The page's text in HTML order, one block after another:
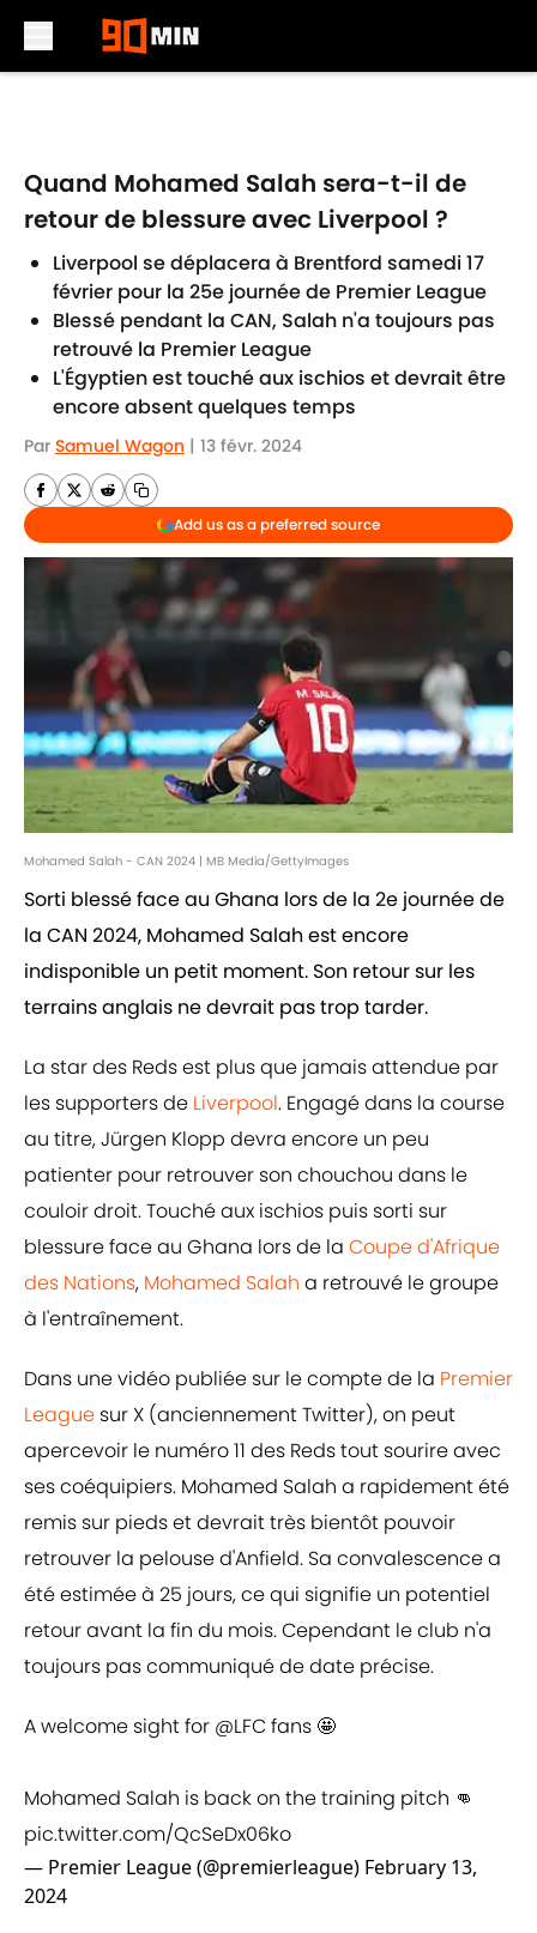
Quand Mohamed Salah sera-t-il de
retour de blessure avec Liverpool ?
Liverpool se déplacera à Brentford samedi 17
février pour la 25e journée de Premier League
Blessé pendant la CAN, Salah n'a toujours pas
retrouvé la Premier League
L'Égyptien est touché aux ischios et devrait être
encore absent quelques temps
Par Samuel Wagon | 13 févr. 2024
Add us as a preferred source
Mohamed Salah - CAN 2024 | MB Media/GettyImages
Sorti blessé face au Ghana lors de la 2e journée de
la CAN 2024, Mohamed Salah est encore
indisponible un petit moment. Son retour sur les
terrains anglais ne devrait pas trop tarder.
La star des Reds est plus que jamais attendue par
les supporters de Liverpool. Engagé dans la course
au titre, Jürgen Klopp devra encore un peu
patienter pour retrouver son chouchou dans le
couloir droit. Touché aux ischios puis sorti sur
blessure face au Ghana lors de la Coupe d'Afrique
des Nations, Mohamed Salah a retrouvé le groupe
à l'entraînement.
Dans une vidéo publiée sur le compte de la Premier
League sur X (anciennement Twitter), on peut
apercevoir le numéro 11 des Reds tout sourire avec
ses coéquipiers. Mohamed Salah a rapidement été
remis sur pieds et devrait très bientôt pouvoir
retrouver la pelouse d'Anfield. Sa convalescence a
été estimée à 25 jours, ce qui signifie un potentiel
retour avant la fin du mois. Cependant le club n'a
toujours pas communiqué de date précise.
A welcome sight for @LFCfans 🤩
Mohamed Salah is back on the training pitch 👊
pic.twitter.com/QcSeDx06ko
— Premier League (@premierleague) February 13,
2024